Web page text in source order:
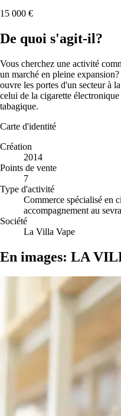
15 000 €
De quoi s'agit-il?
Vous cherchez une activité
un marché en pleine
ouvre les portes d'un secteur à
celui de la cigarette
tabagique.
Carte d'identité
Création
2014
Points de vente
7
Type d'activité
Commerce spécialisé en
accompagnement au
Société
La Villa Vape
En images: LA